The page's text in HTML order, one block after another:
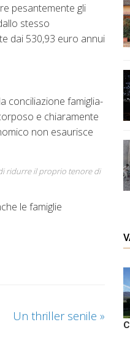
pesantemente gli
stesso
dai 530,93 euro annui
conciliazione famiglia-
e chiaramente
non esaurisce
ridurre il proprio tenore di
le famiglie
Un thriller senile »